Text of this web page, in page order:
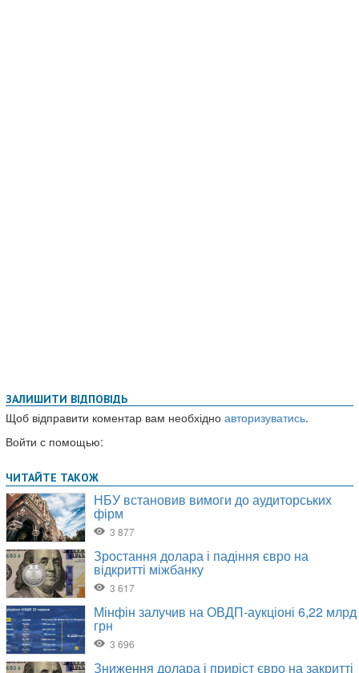
ЗАЛИШИТИ ВІДПОВІДЬ
Щоб відправити коментар вам необхідно авторизуватись.
Войти с помощью: